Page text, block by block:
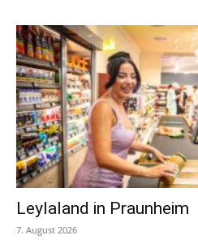
Leylaland in Praunheim
7. August 2026